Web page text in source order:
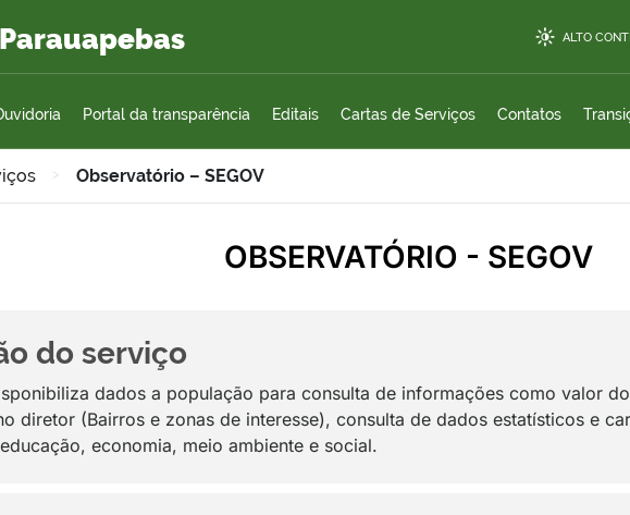
ALTO
Portal da transparência Editais Cartas de Serviços Contatos
> Observatório – SEGOV
OBSERVATÓRIO - SEGOV
do serviço
dados a população para consulta de informações como valor
diretor (Bairros e zonas de interesse), consulta de dados estatísticos e
economia, meio ambiente e social.